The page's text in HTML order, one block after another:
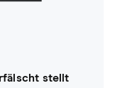
stellt